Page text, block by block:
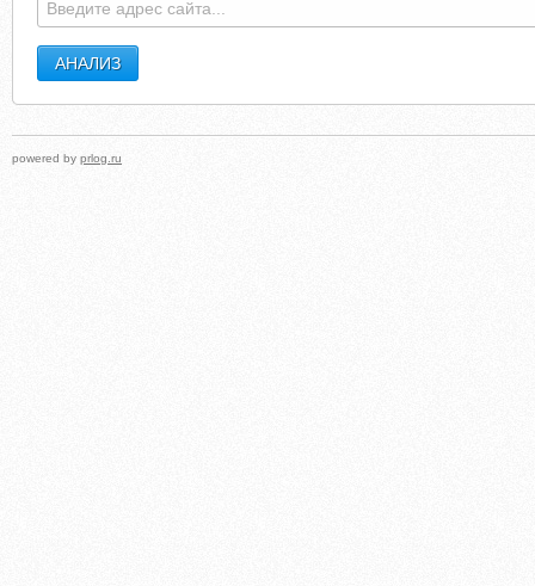
powered by prlog.ru